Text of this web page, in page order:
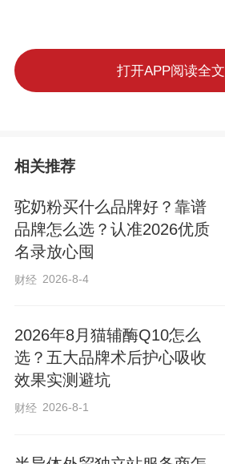
打开APP阅读全文
相关推荐
驼奶粉买什么品牌好？靠谱
品牌怎么选？认准2026优质
名录放心囤
财经 2026-8-4
2026年8月猫辅酶Q10怎么
选？五大品牌术后护心吸收
效果实测避坑
财经 2026-8-1